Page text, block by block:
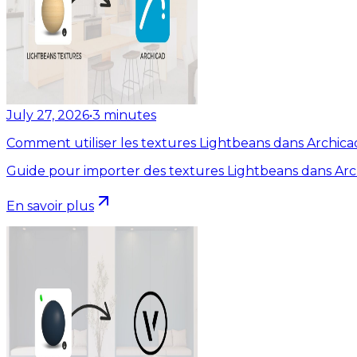
July 27, 2026•3 minutes
Comment utiliser les textures Lightbeans dans
Guide pour importer des textures Lightbeans dans
En savoir plus